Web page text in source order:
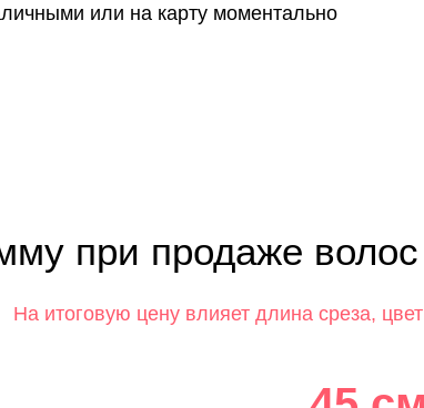
или на карту моментально
при продаже
На итоговую цену влияет длина среза,